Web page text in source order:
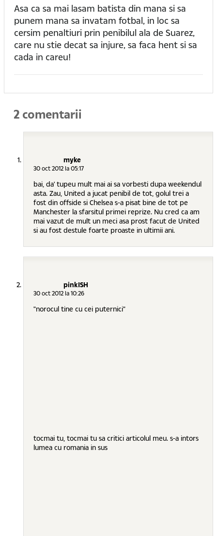
Asa ca sa mai lasam batista din mana si sa
punem mana sa invatam fotbal, in loc sa
cersim penaltiuri prin penibilul ala de Suarez,
care nu stie decat sa injure, sa faca hent si sa
cada in careu!
2 comentarii
myke
30 oct 2012 la 05:17
bai, da' tupeu mult mai ai sa vorbesti dupa weekendul
asta. Zau, United a jucat penibil de tot, golul trei a
fost din offside si Chelsea s-a pisat bine de tot pe
Manchester la sfarsitul primei reprize. Nu cred ca am
mai vazut de mult un meci asa prost facut de United
si au fost destule foarte proaste in ultimii ani.
pinkISH
30 oct 2012 la 10:26
"norocul tine cu cei puternici"
tocmai tu, tocmai tu sa critici articolul meu. s-a intors
lumea cu romania in sus